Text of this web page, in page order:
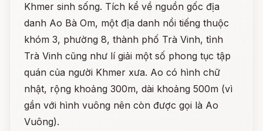
Khmer sinh sống. Tích kể về nguồn gốc địa
danh Ao Bà Om, một địa danh nổi tiếng thuộc
khóm 3, phường 8, thành phố Trà Vinh, tỉnh
Trà Vinh cũng như lí giải một số phong tục tập
quán của người Khmer xưa. Ao có hình chữ
nhật, rộng khoảng 300m, dài khoảng 500m (vì
gần với hình vuông nên còn được gọi là Ao
Vuông).